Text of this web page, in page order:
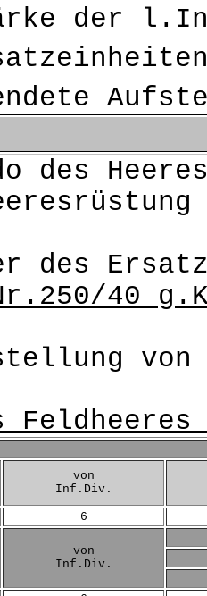
der
des
des
40
von
von
Inf.Div.
6
von
Inf.Div.